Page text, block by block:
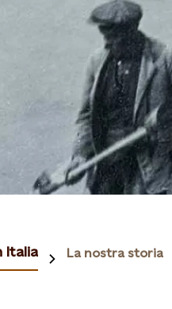
Italia La nostra storia